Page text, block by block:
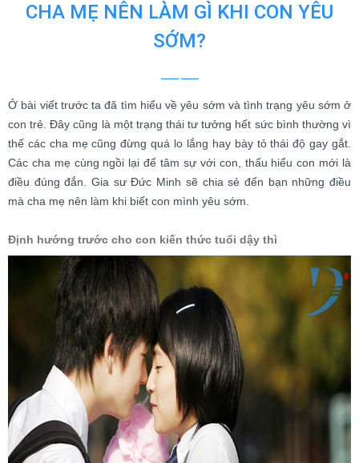
CHA MẸ NÊN LÀM GÌ KHI CON YÊU
SỚM?
Ở bài viết trước ta đã tìm hiểu về yêu sớm và tình trạng yêu sớm ở
con trẻ. Đây cũng là một trạng thái tư tưởng hết sức bình thường vì
thế các cha mẹ cũng đừng quá lo lắng hay bày tỏ thái độ gay gắt.
Các cha mẹ cùng ngồi lại để tâm sự với con, thấu hiểu con mới là
điều đúng đắn. Gia sư Đức Minh sẽ chia sẻ đến bạn những điều
mà cha mẹ nên làm khi biết con mình yêu sớm.
Định hướng trước cho con kiến thức tuổi dậy thì